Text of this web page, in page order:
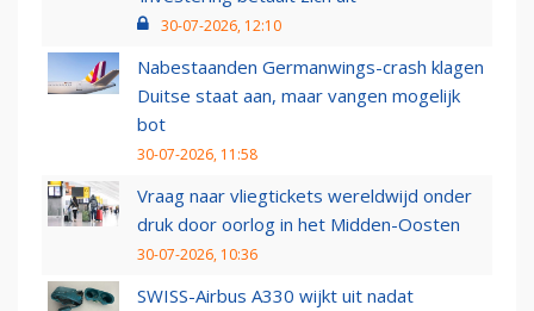
30-07-2026, 12:10
Nabestaanden Germanwings-crash klagen
Duitse staat aan, maar vangen mogelijk
bot
30-07-2026, 11:58
Vraag naar vliegtickets wereldwijd onder
druk door oorlog in het Midden-Oosten
30-07-2026, 10:36
SWISS-Airbus A330 wijkt uit nadat